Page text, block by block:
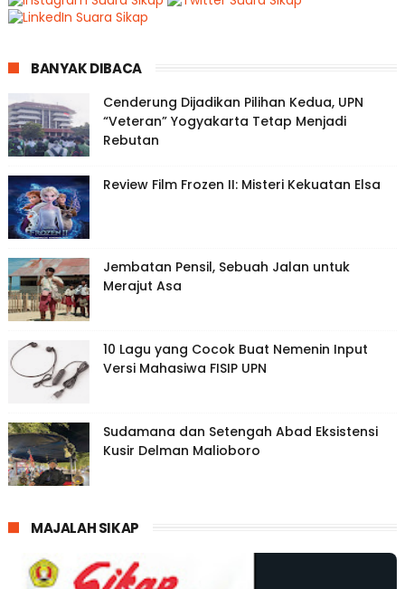
BANYAK DIBACA
Cenderung Dijadikan Pilihan Kedua, UPN
“Veteran” Yogyakarta Tetap Menjadi
Rebutan
Review Film Frozen II: Misteri Kekuatan Elsa
Jembatan Pensil, Sebuah Jalan untuk
Merajut Asa
10 Lagu yang Cocok Buat Nemenin Input
Versi Mahasiwa FISIP UPN
Sudamana dan Setengah Abad Eksistensi
Kusir Delman Malioboro
MAJALAH SIKAP